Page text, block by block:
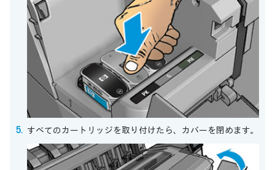
すべてのカートリッジを取り付けたら、カバーを閉めます。